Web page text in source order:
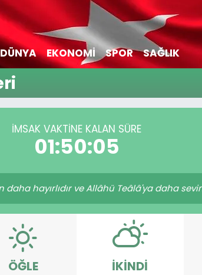
DÜNYA EKONOMİ SPOR SAĞLIK
İMSAK VAKTİNE KALAN SÜRE
01:50:05
hayırlıdır ve Allâhü Teâlâ'ya daha
ÖĞLE İKINDI